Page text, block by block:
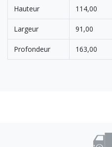
Hauteur 114,00
Largeur 91,00
Profondeur 163,00